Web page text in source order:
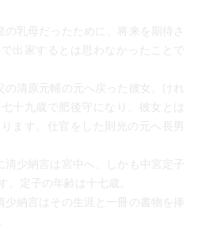
して何より、「春はあけぼの」が
たことを、もっと早く知りたかっ
乳母だったために、将来を期待さ
出家するとは思わなかったことで
清原元輔の元へ戻った彼女。けれ
十九歳で肥後守になり、彼女とは
ます。仕官をした則光の元へ長男
少納言は宮中へ、しかも中宮定子
。定子の年齢は十七歳。
納言はその生涯と一冊の書物を捧